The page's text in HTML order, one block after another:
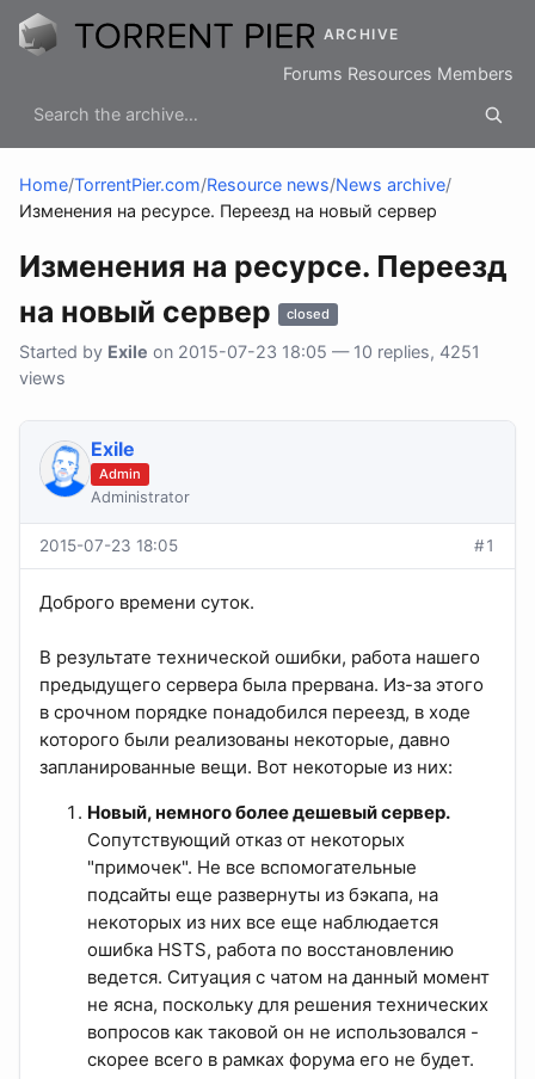
ARCHIVE
Forums Resources Members
Home/TorrentPier.com/Resource news/News archive/
Изменения на ресурсе. Переезд на новый сервер
Изменения на ресурсе. Переезд
на новый сервер
closed
Started by Exile on 2015-07-23 18:05 — 10 replies, 4251
views
Exile
Admin
Administrator
2015-07-23 18:05 #1
Доброго времени суток.
В результате технической ошибки, работа нашего
предыдущего сервера была прервана. Из-за этого
в срочном порядке понадобился переезд, в ходе
которого были реализованы некоторые, давно
запланированные вещи. Вот некоторые из них:
Новый, немного более дешевый сервер.
Сопутствующий отказ от некоторых
"примочек". Не все вспомогательные
подсайты еще развернуты из бэкапа, на
некоторых из них все еще наблюдается
ошибка HSTS, работа по восстановлению
ведется. Ситуация с чатом на данный момент
не ясна, поскольку для решения технических
вопросов как таковой он не использовался -
скорее всего в рамках форума его не будет.